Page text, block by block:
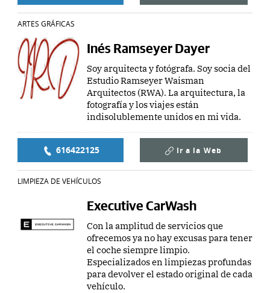
ARTES GRÁFICAS
Inés Ramseyer Dayer
Soy arquitecta y fotógrafa. Soy socia del
Estudio Ramseyer Waisman
Arquitectos (RWA). La arquitectura, la
fotografía y los viajes están
indisolublemente unidos en mi vida.
616422125 Ir a la Web
LIMPIEZA DE VEHÍCULOS
Executive CarWash
Con la amplitud de servicios que
ofrecemos ya no hay excusas para tener
el coche siempre limpio.
Especializados en limpiezas profundas
para devolver el estado original de cada
vehículo.